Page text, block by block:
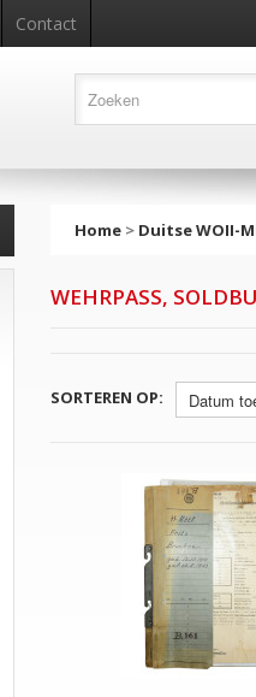
Contact
Home > Duitse WOII-
WEHRPASS,
SORTEREN OP: